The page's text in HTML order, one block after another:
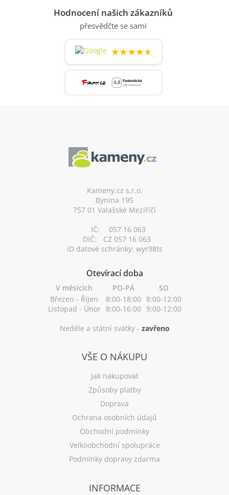
Hodnocení našich zákazníků
přesvědčte se sami
★★★★★
Kameny.cz s.r.o.
Bynina 195
757 01 Valašské Meziříčí
IČ:
057 16 063
DIČ:
CZ 057 16 063
ID datové schránky: wyr98ts
Otevírací doba
V měsících PO-PÁ
SO
Březen - Říjen
8:00-18:00 8:00-12:00
Listopad - Únor 8:00-16:00 9:00-12:00
Neděle a státní svátky - zavřeno
VŠE O NÁKUPU
Jak nakupovat
Způsoby platby
Doprava
Ochrana osobních údajů
Obchodní podmínky
Velkoobchodní spolupráce
Podmínky dopravy zdarma
INFORMACE